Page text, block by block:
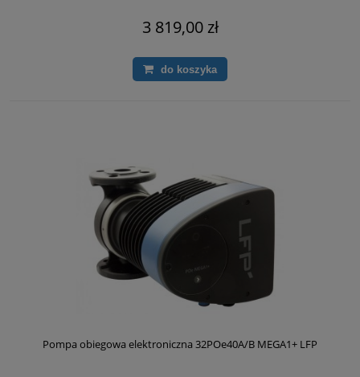
3 819,00 zł
do koszyka
Pompa obiegowa elektroniczna 32POe40A/B MEGA1+ LFP